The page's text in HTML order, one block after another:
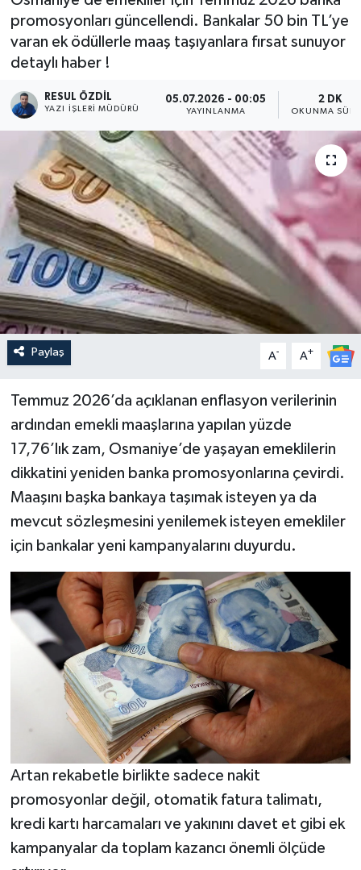
promosyonları güncellendi. Bankalar 50 bin TL’ye
varan ek ödüllerle maaş taşıyanlara fırsat sunuyor
detaylı haber !
RESUL ÖZDIL
YAZI İŞLERI MÜDÜRÜ
05.07.2026 - 00:05
YAYINLANMA
2 DK
OKUNMA
Paylaş A- A+
Temmuz 2026’da açıklanan enflasyon verilerinin
ardından emekli maaşlarına yapılan yüzde
17,76’lık zam, Osmaniye’de yaşayan emeklilerin
dikkatini yeniden banka promosyonlarına çevirdi.
Maaşını başka bankaya taşımak isteyen ya da
mevcut sözleşmesini yenilemek isteyen emekliler
için bankalar yeni kampanyalarını duyurdu.
Artan rekabetle birlikte sadece nakit
promosyonlar değil, otomatik fatura talimatı,
kredi kartı harcamaları ve yakınını davet et gibi ek
kampanyalar da toplam kazancı önemli ölçüde